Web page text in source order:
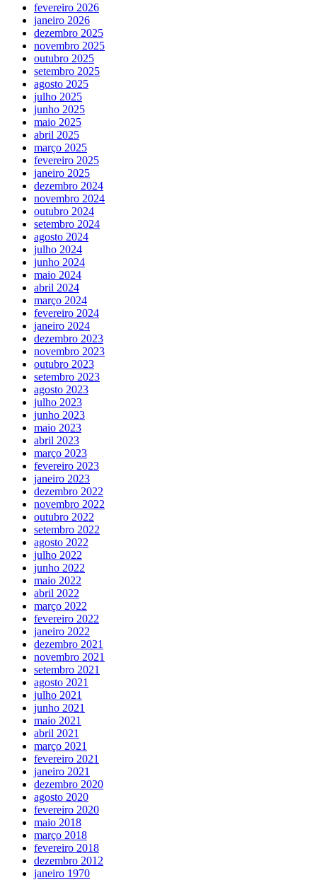
fevereiro 2026
janeiro 2026
dezembro 2025
novembro 2025
outubro 2025
setembro 2025
agosto 2025
julho 2025
junho 2025
maio 2025
abril 2025
março 2025
fevereiro 2025
janeiro 2025
dezembro 2024
novembro 2024
outubro 2024
setembro 2024
agosto 2024
julho 2024
junho 2024
maio 2024
abril 2024
março 2024
fevereiro 2024
janeiro 2024
dezembro 2023
novembro 2023
outubro 2023
setembro 2023
agosto 2023
julho 2023
junho 2023
maio 2023
abril 2023
março 2023
fevereiro 2023
janeiro 2023
dezembro 2022
novembro 2022
outubro 2022
setembro 2022
agosto 2022
julho 2022
junho 2022
maio 2022
abril 2022
março 2022
fevereiro 2022
janeiro 2022
dezembro 2021
novembro 2021
setembro 2021
agosto 2021
julho 2021
junho 2021
maio 2021
abril 2021
março 2021
fevereiro 2021
janeiro 2021
dezembro 2020
agosto 2020
fevereiro 2020
maio 2018
março 2018
fevereiro 2018
dezembro 2012
janeiro 1970